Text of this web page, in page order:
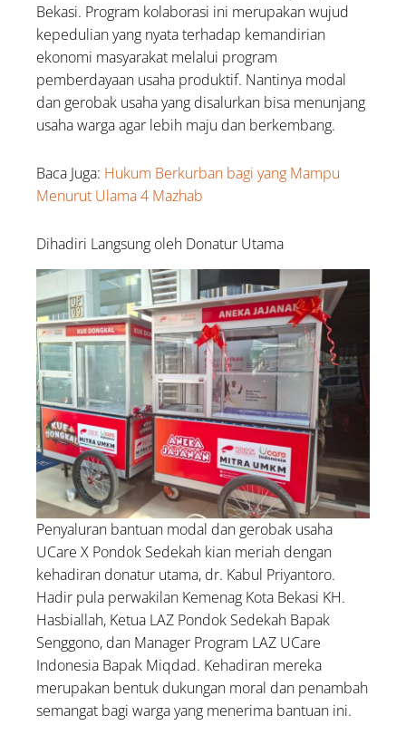
Bekasi. Program kolaborasi ini merupakan wujud
kepedulian yang nyata terhadap kemandirian
ekonomi masyarakat melalui program
pemberdayaan usaha produktif. Nantinya modal
dan gerobak usaha yang disalurkan bisa menunjang
usaha warga agar lebih maju dan berkembang.
Baca Juga: Hukum Berkurban bagi yang Mampu
Menurut Ulama 4 Mazhab
Dihadiri Langsung oleh Donatur Utama
Penyaluran bantuan modal dan gerobak usaha
UCare X Pondok Sedekah kian meriah dengan
kehadiran donatur utama, dr. Kabul Priyantoro.
Hadir pula perwakilan Kemenag Kota Bekasi KH.
Hasbiallah, Ketua LAZ Pondok Sedekah Bapak
Senggono, dan Manager Program LAZ UCare
Indonesia Bapak Miqdad. Kehadiran mereka
merupakan bentuk dukungan moral dan penambah
semangat bagi warga yang menerima bantuan ini.